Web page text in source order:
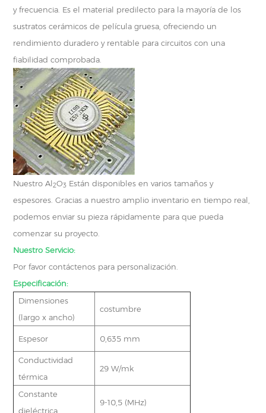
y frecuencia. Es el material predilecto para la mayoría de los
sustratos cerámicos de película gruesa, ofreciendo un
rendimiento duradero y rentable para circuitos con una
fiabilidad comprobada.
Nuestro Al2O3 Están disponibles en varios tamaños y
espesores. Gracias a nuestro amplio inventario en tiempo real,
podemos enviar su pieza rápidamente para que pueda
comenzar su proyecto.
Nuestro Servicio:
Por favor contáctenos para personalización.
Especificación:
Dimensiones
(largo x ancho)
costumbre
Espesor 0,635 mm
Conductividad
térmica
29 W/mk
Constante
dieléctrica
9-10,5 (MHz)